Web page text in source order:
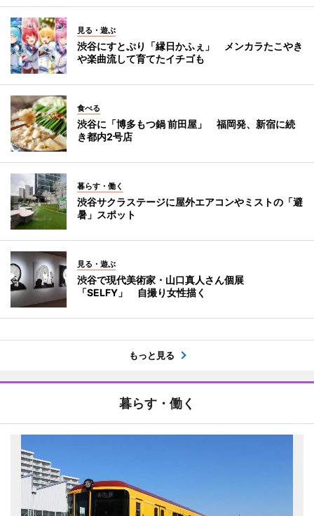
見る・遊ぶ
渋谷にすとぷり「縁日かふぇ」 メンカラたこやき
や楽曲流して育てたイチゴも
食べる
渋谷に「博多もつ鍋 前田屋」 福岡発、新宿に続
き都内2号店
暮らす・働く
渋谷サクラステージに屋外エアコンやミストの「避
暑」スポット
見る・遊ぶ
渋谷で現代美術家・山口真人さん個展
「SELFY」 自撮り女性描く
もっと見る
暮らす・働く